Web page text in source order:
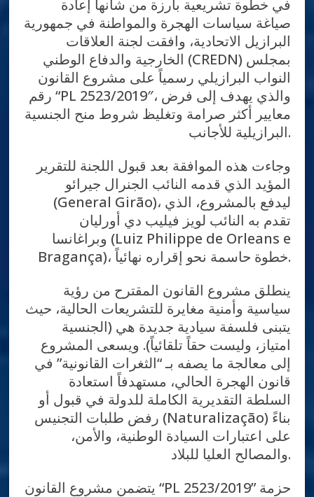
في خطوة تشريعية بارزة من شأنها إعادة
صياغة سياسات الهجرة والمواطنة في جمهورية
البرازيل الاتحادية، وافقت لجنة العلاقات
الخارجية والدفاع الوطني (CREDN) بمجلس
النواب البرازيلي رسمياً على مشروع القانون
رقم “PL 2523/2019″، والذي يهدف إلى فرض
معايير أكثر صرامة وتغليظ شروط منح الجنسية
البرازيلية للأجانب.
وجاءت هذه الموافقة بعد قبول اللجنة للتقرير
المؤيد الذي قدمه النائب الجنرال جيرائو
(General Girão)، ليدفع بالمشروع، الذي
تقدم به النائب لويز فيليب دي أورليان
وبراغانسا (Luiz Philippe de Orleans e
Bragança)، خطوة حاسمة نحو إقراره نهائياً.
ينطلق مشروع القانون المقترح من رؤية
سياسية وأمنية مغايرة للتشريعات الحالية، حيث
يتبنى فلسفة سيادية جديدة هي (الجنسية
امتياز، وليست حقاً تلقائياً). ويسعى المشروع
إلى معالجة ما يصفه بـ “الثغرات القانونية” في
قانون الهجرة الحالي، مستهدفاً استعادة
السلطة التقديرية الكاملة للدولة في قبول أو
رفض طلبات التجنيس (Naturalização) بناءً
على اعتبارات السيادة الوطنية، والأمن،
والمصالح العليا للبلاد.
يتضمن مشروع القانون “PL 2523/2019” حزمة